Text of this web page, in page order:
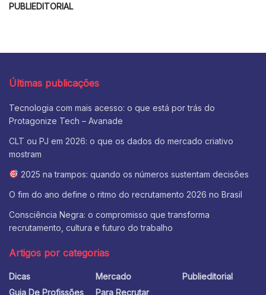
PUBLIEDITORIAL
Últimas publicações
Tecnologia com mais acesso: o que está por trás do
Protagonize Tech – Avanade
CLT ou PJ em 2026: o que os dados do mercado criativo
mostram
2025 na trampos: quando os números sustentam decisões
O fim do ano define o ritmo do recrutamento 2026 no Brasil
Consciência Negra: o compromisso que transforma
recrutamento, cultura e futuro do trabalho
Artigos por categorias
Dicas
Guia De Profissões
Mercado
Para Recrutar
Publieditorial